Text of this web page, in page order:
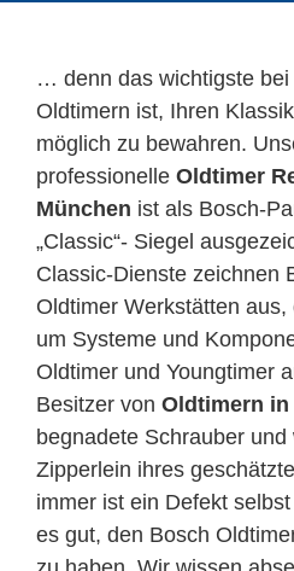
… denn das wichtigste
Oldtimern ist, Ihren
möglich zu bewahren.
professionelle Oldtimer
München ist als Bosch-
„Classic“- Siegel
Classic-Dienste zeichnen
Oldtimer Werkstätten
um Systeme und
Oldtimer und Youngtimer
Besitzer von Oldtimern in
begnadete Schrauber
Zipperlein ihres
immer ist ein Defekt
es gut, den Bosch